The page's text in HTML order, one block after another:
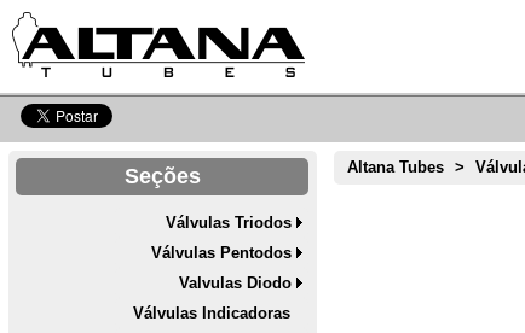
Seções
Válvulas Triodos
Válvulas Pentodos
Valvulas Diodo
Válvulas Indicadoras
Altana Tubes >